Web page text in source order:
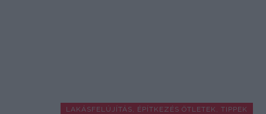
LAKÁSFELÚJÍTÁS, ÉPÍTKEZÉS ÖTLETEK, TIPPEK